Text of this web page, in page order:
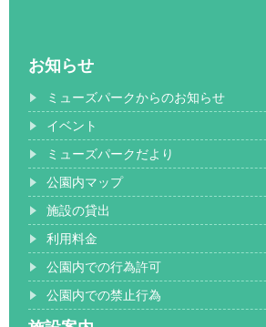
お知らせ
ミューズパークからのお知らせ
イベント
ミューズパークだより
公園内マップ
施設の貸出
利用料金
公園内での行為許可
公園内での禁止行為